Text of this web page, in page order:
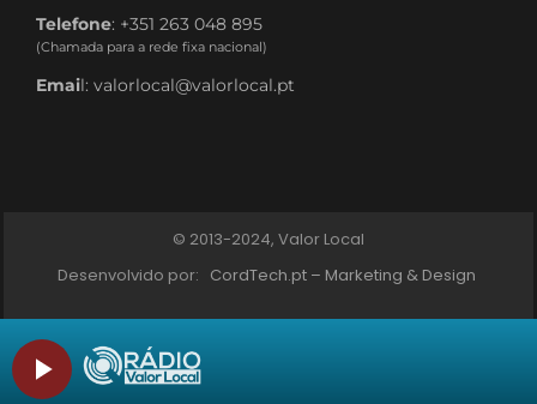
Telefone: +351 263 048 895
(Chamada para a rede fixa nacional)
Email: valorlocal@valorlocal.pt
© 2013-2024, Valor Local
Desenvolvido por: CordTech.pt – Marketing & Design